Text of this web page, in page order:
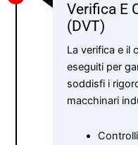
Verifica E
(DVT)
La verifica e il
eseguiti per
soddisfi i
macchinari